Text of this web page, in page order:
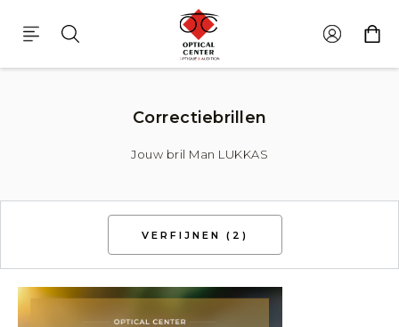
Bril Man Lukkas
Correctiebrillen
Jouw bril Man LUKKAS
VERFIJNEN (2)